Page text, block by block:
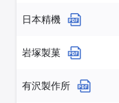
日本精機
岩塚製菓
有沢製作所